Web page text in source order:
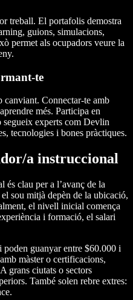
treball. El portafolis demostra
guions, simulacions,
permet als ocupadors veure la
te
canviant. Connectar-te amb
més. Participa en
segueix experts com Devlin
tecnologies i bones pràctiques.
a instruccional
és clau per a l’avanç de la
sou mitjà depèn de la ubicació,
el nivell inicial comença
i formació, el salari
guanyar entre $60.000 i
màster o certificacions,
grans ciutats o sectors
També solen rebre extres: